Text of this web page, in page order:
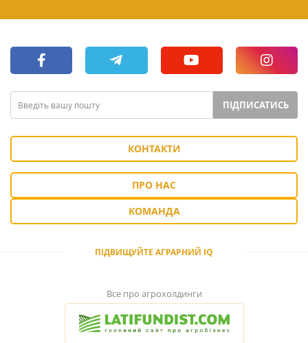
ПІДПИСАТИСЬ
КОНТАКТИ
ПРО НАС
КОМАНДА
ПІДВИЩУЙТЕ АГРАРНИЙ IQ
Все про агрохолдинги